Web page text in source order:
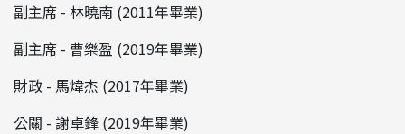
副主席 - 林曉南 (2011年畢業)
副主席 - 曹樂盈 (2019年畢業)
財政 - 馬煒杰 (2017年畢業)
公關 - 謝卓鋒 (2019年畢業)